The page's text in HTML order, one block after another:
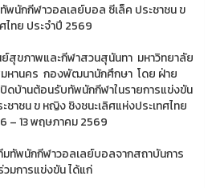
นักกีฬาวอลเลย์บอล ซีเล็ค ประชาชน ข
ไทย ประจำปี 2569
สุขภาพและกีฬาสวนสุนันทา มหาวิทยาลัย
หานคร กองพัฒนานักศึกษา โดย ฝ่าย
บ้านต้อนรับทัพนักกีฬาในรายการแข่งขัน
าชน ข หญิง ชิงชนะเลิศแห่งประเทศไทย
– 13 พฤษภาคม 2569
ทัพนักกีฬาวอลเลย์บอลจากสถาบันการ
วมการแข่งขัน ได้แก่